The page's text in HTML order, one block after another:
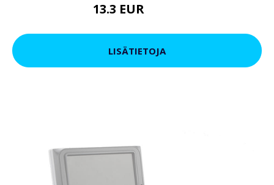
13.3 EUR
LISÄTIETOJA